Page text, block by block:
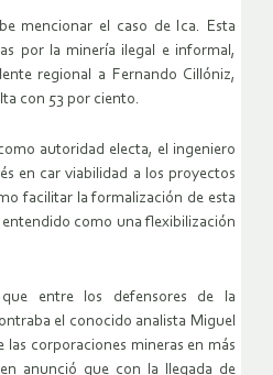
mencionar el caso de Ica. Esta
por la minería ilegal e informal,
regional a Fernando Cillóniz,
con 53 por ciento.
autoridad electa, el ingeniero
en car viabilidad a los proyectos
facilitar la formalización de esta
como una flexibilización
entre los defensores de la
el conocido analista Miguel
las corporaciones mineras en más
anunció que con la llegada de